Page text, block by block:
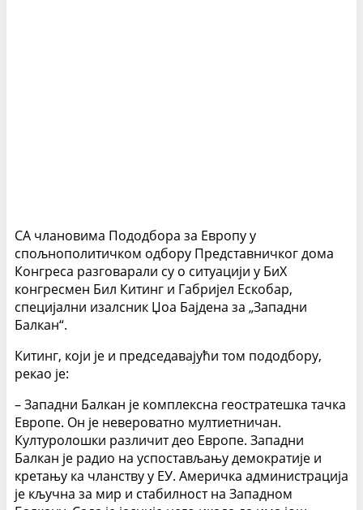
СА члановима Пододбора за Европу у
спољнополитичком одбору Представничког дома
Конгреса разговарали су о ситуацији у БиХ
конгресмен Бил Китинг и Габријел Ескобар,
специјални изалсник Џоа Бајдена за „Западни
Балкан“.
Китинг, који је и председавајући том пододбору,
рекао је:
–Западни Балкан је комплексна геостратешка тачка
Европе. Он је невероватно мултиетничан.
Културолошки различит део Европе. Западни
Балкан је радио на успостављању демократије и
кретању ка чланству у ЕУ. Америчка администрација
је кључна за мир и стабилност на Западном